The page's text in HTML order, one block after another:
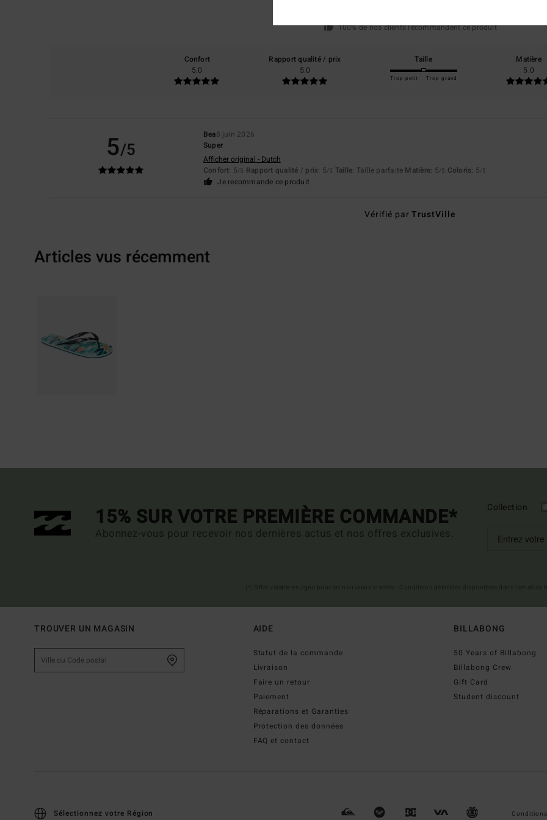
100% de nos clients recommandent ce produit
Confort
5.0
Rapport qualité / prix
5.0
Taille
Trop petit Trop grand
Matière
5.0
5/5
Bea8 juin 2026
Super
Afficher original - Dutch
Confort: 5/5 Rapport qualité / prix: 5/5 Taille: Taille parfaite Matière: 5/5 Coloris: 5/5
Je recommande ce produit
Vérifié parTrustVille
Articles vus récemment
15% SUR VOTRE PREMIÈRE COMMANDE*
Abonnez-vous pour recevoir nos dernières actus et nos offres exclusives.
Collection
TROUVER UN MAGASIN AIDE
Statut de la commande
Livraison
Faire un retour
Paiement
Réparations et Garanties
Protection des données
FAQ et contact
BILLABONG
50 Years of Billabong
Billabong Crew
Gift Card
Student discount
Sélectionnez votre Région